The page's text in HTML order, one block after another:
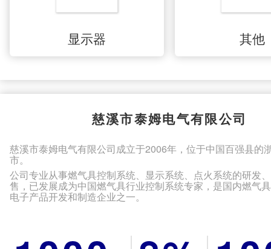
显示器 其他
慈溪市泰姆电气有限公司
慈溪市泰姆电气有限公司成立于2006年，位于中国百强县的
市。
公司专业从事燃气具控制系统、显示系统、点火系统的研发
售，已发展成为中国燃气具行业控制系统专家，是国内燃气
电子产品开发和制造企业之一。